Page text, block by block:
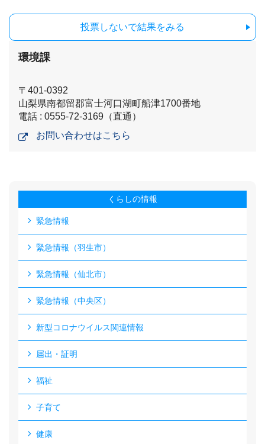
投票しないで結果をみる
環境課
〒401-0392
山梨県南都留郡富士河口湖町船津1700番地
電話 : 0555-72-3169（直通）
お問い合わせはこちら
くらしの情報
緊急情報
緊急情報（羽生市）
緊急情報（仙北市）
緊急情報（中央区）
新型コロナウイルス関連情報
届出・証明
福祉
子育て
健康